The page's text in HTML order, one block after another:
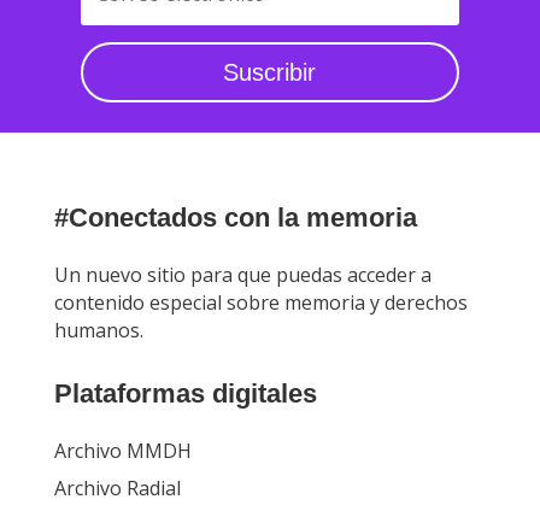
Suscribir
#Conectados con la memoria
Un nuevo sitio para que puedas acceder a
contenido especial sobre memoria y derechos
humanos.
Plataformas digitales
Archivo MMDH
Archivo Radial